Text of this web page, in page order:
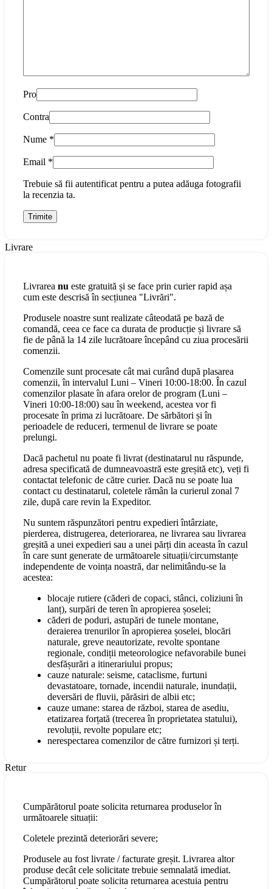
Pro
Contra
Nume *
Email *
Trebuie să fii autentificat pentru a putea adăuga fotografii
la recenzia ta.
Livrare
Livrarea nu este gratuită și se face prin curier rapid așa
cum este descrisă în secțiunea "Livrări".
Produsele noastre sunt realizate câteodată pe bază de
comandă, ceea ce face ca durata de producție și livrare să
fie de până la 14 zile lucrătoare începând cu ziua procesării
comenzii.
Comenzile sunt procesate cât mai curând după plasarea
comenzii, în intervalul Luni – Vineri 10:00-18:00. În cazul
comenzilor plasate în afara orelor de program (Luni –
Vineri 10:00-18:00) sau în weekend, acestea vor fi
procesate în prima zi lucrătoare. De sărbători și în
perioadele de reduceri, termenul de livrare se poate
prelungi.
Dacă pachetul nu poate fi livrat (destinatarul nu răspunde,
adresa specificată de dumneavoastră este greșită etc), veți fi
contactat telefonic de către curier. Dacă nu se poate lua
contact cu destinatarul, coletele rămân la curierul zonal 7
zile, după care revin la Expeditor.
Nu suntem răspunzători pentru expedieri întârziate,
pierderea, distrugerea, deteriorarea, ne livrarea sau livrarea
greșită a unei expedieri sau a unei părți din aceasta în cazul
în care sunt generate de următoarele situații/circumstanțe
independente de voința noastră, dar nelimitându-se la
acestea:
blocaje rutiere (căderi de copaci, stânci, coliziuni în
lanț), surpări de teren în apropierea șoselei;
căderi de poduri, astupări de tunele montane,
deraierea trenurilor în apropierea șoselei, blocări
naturale, greve neautorizate, revolte spontane
regionale, condiții meteorologice nefavorabile bunei
desfășurări a itinerariului propus;
cauze naturale: seisme, cataclisme, furtuni
devastatoare, tornade, incendii naturale, inundații,
deversări de fluvii, părăsiri de albii etc;
cauze umane: starea de război, starea de asediu,
etatizarea forțată (trecerea în proprietatea statului),
revoluții, revolte populare etc;
nerespectarea comenzilor de către furnizori și terți.
Retur
Cumpărătorul poate solicita returnarea produselor în
următoarele situații:
Coletele prezintă deteriorări severe;
Produsele au fost livrate / facturate greșit. Livrarea altor
produse decât cele solicitate trebuie semnalată imediat.
Cumpărătorul poate solicita returnarea acestuia pentru